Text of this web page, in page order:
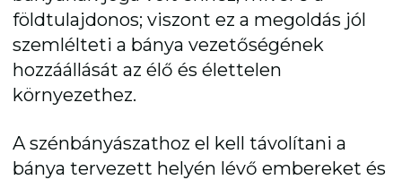
földtulajdonos; viszont ez a megoldás jól
szemlélteti a bánya vezetőségének
hozzáállását az élő és élettelen
környezethez.
A szénbányászathoz el kell távolítani a
bánya tervezett helyén lévő embereket és